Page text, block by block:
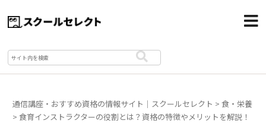
通信講座・おすすめ資格の情報サイト｜スクールセレクト >食・栄養
>食育インストラクターの役割とは？資格の特徴やメリットを解説！